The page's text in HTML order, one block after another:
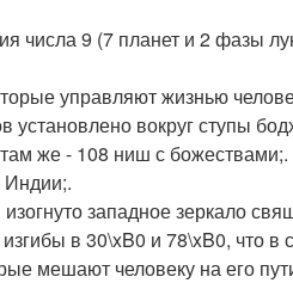
числа 9 (7 планет и 2 фазы
управляют жизнью
вокруг ступы
же - 108 ниш с божествами;.
Индии;.
западное зеркало
в 30\xB0 и 78\xB0, что в
мешают человеку на его